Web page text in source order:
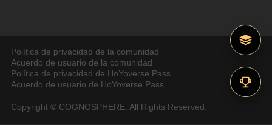
Política de privacidad de la comunidad
Acuerdo de usuario de la comunidad
Política de privacidad de HoYoverse Pass
Acuerdo de usuario de HoYoverse Pass
Copyright © COGNOSPHERE. All Rights Reserved.